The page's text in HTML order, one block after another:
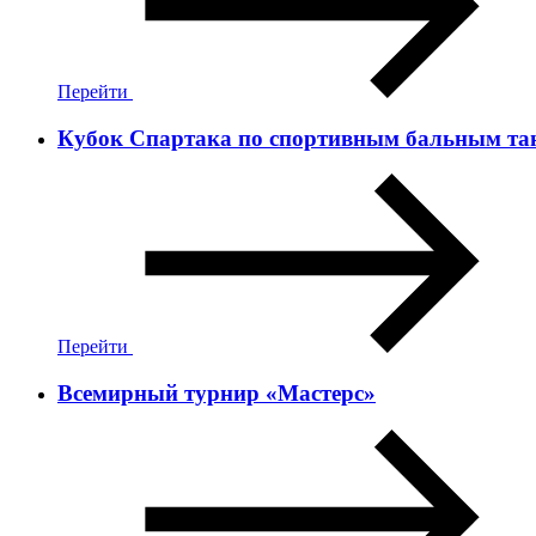
Перейти
Кубок Спартака по спортивным бальным
Перейти
Всемирный турнир «Мастерс»